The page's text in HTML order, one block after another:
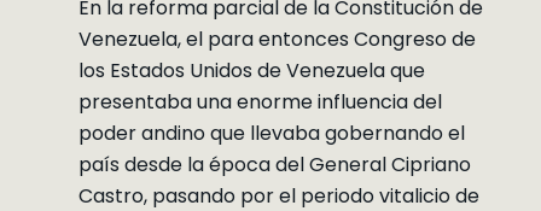
En la reforma parcial de la Constitución de
Venezuela, el para entonces Congreso de
los Estados Unidos de Venezuela que
presentaba una enorme influencia del
poder andino que llevaba gobernando el
país desde la época del General Cipriano
Castro, pasando por el periodo vitalicio de